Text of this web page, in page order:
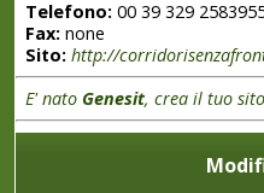
Telefono:00 39 329
Fax:none
Sito: http://
E' nato Genesit, crea il tuo